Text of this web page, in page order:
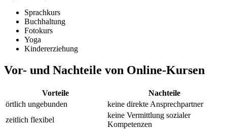
Sprachkurs
Buchhaltung
Fotokurs
Yoga
Kindererziehung
Vor- und Nachteile von Online-Kursen
Vorteile
Nachteile
örtlich ungebunden
keine direkte Ansprechpartner
zeitlich flexibel
keine Vermittlung sozialer
Kompetenzen